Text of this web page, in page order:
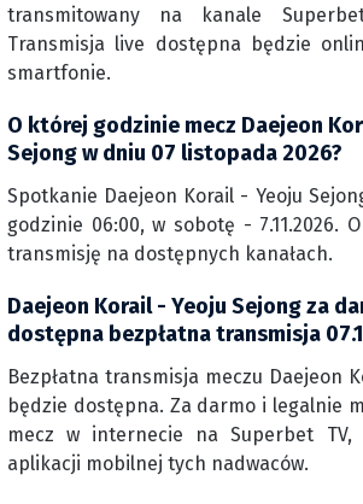
transmitowany na kanale
Transmisja live dostępna będzie
smartfonie.
O której godzinie mecz Daejeon
Sejong w dniu 07 listopada 2026?
Spotkanie Daejeon Korail - Yeoju
godzinie 06:00, w sobotę - 7.11.2026.
transmisję na dostępnych kanałach.
Daejeon Korail - Yeoju Sejong za
dostępna bezpłatna transmisja
Bezpłatna transmisja meczu Daejeon
będzie dostępna. Za darmo i legalnie
mecz w internecie na Superbet
aplikacji mobilnej tych nadwaców.